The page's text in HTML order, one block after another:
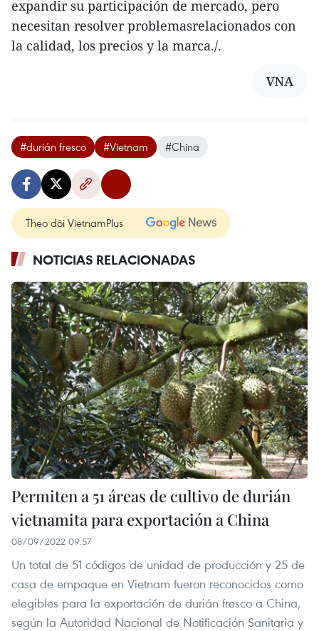
expandir su participación de mercado, pero
necesitan resolver problemasrelacionados con
la calidad, los precios y la marca./.
VNA
#durián fresco #Vietnam #China
Theo dõi VietnamPlus
NOTICIAS RELACIONADAS
Permiten a 51 áreas de cultivo de durián
vietnamita para exportación a China
08/09/2022 09:57
Un total de 51 códigos de unidad de producción y 25 de
casa de empaque en Vietnam fueron reconocidos como
elegibles para la exportación de durián fresco a China,
según la Autoridad Nacional de Notificación Sanitaria y